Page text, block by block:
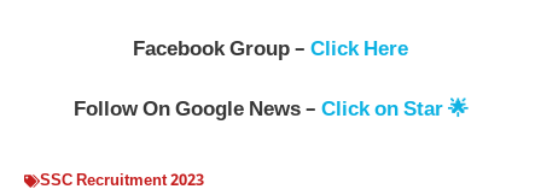
Facebook Group – Click Here
Follow On Google News – Click on Star 🌟
SSC Recruitment 2023